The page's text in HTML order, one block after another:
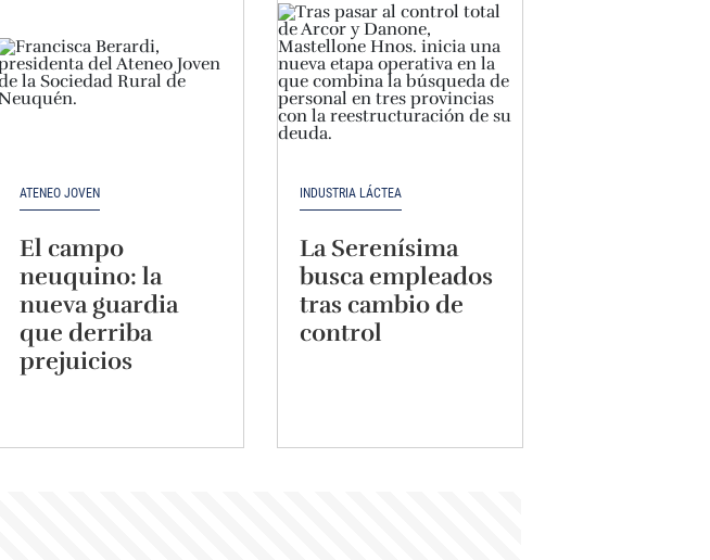
ATENEO JOVEN
El campo
neuquino: la
nueva guardia
que derriba
prejuicios
INDUSTRIA LÁCTEA
La Serenísima
busca empleados
tras cambio de
control